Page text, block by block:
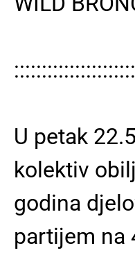
U petak
kolektiv
godina
partijem na